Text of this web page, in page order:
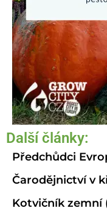
Další články:
Předchůdci
Čarodějnictví v
Kotvičník zemní